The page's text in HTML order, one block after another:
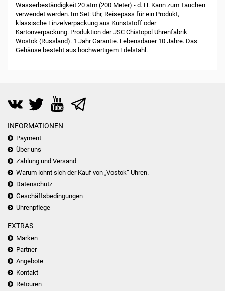
Wasserbeständigkeit 20 atm (200 Meter) - d. H. Kann zum Tauchen
verwendet werden. Im Set: Uhr, Reisepass für ein Produkt,
klassische Einzelverpackung aus Kunststoff oder
Kartonverpackung. Produktion der JSC Chistopol Uhrenfabrik
Wostok (Russland). 1 Jahr Garantie. Lebensdauer 10 Jahre. Das
Gehäuse besteht aus hochwertigem Edelstahl.
INFORMATIONEN
Payment
Über uns
Zahlung und Versand
Warum lohnt sich der Kauf von „Vostok“ Uhren.
Datenschutz
Geschäftsbedingungen
Uhrenpflege
EXTRAS
Marken
Partner
Angebote
Kontakt
Retouren